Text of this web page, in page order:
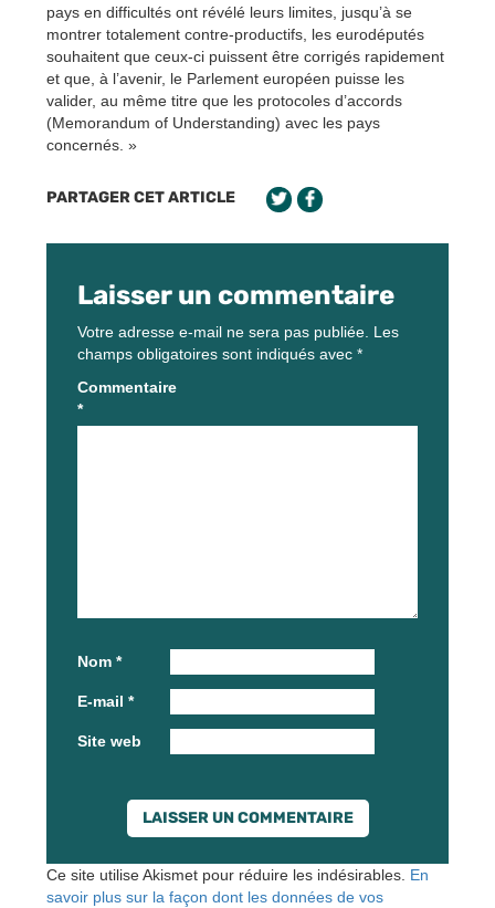
pays en difficultés ont révélé leurs limites, jusqu’à se
montrer totalement contre-productifs, les eurodéputés
souhaitent que ceux-ci puissent être corrigés rapidement
et que, à l’avenir, le Parlement européen puisse les
valider, au même titre que les protocoles d’accords
(Memorandum of Understanding) avec les pays
concernés. »
PARTAGER CET ARTICLE
Laisser un commentaire
Votre adresse e-mail ne sera pas publiée. Les
champs obligatoires sont indiqués avec *
Commentaire
*
Nom *
E-mail *
Site web
Ce site utilise Akismet pour réduire les indésirables. En
savoir plus sur la façon dont les données de vos